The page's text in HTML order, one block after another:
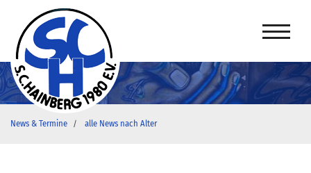
News & Termine alle News nach Alter